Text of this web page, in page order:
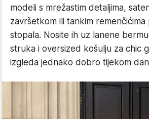
modeli s mrežastim detaljima,
završetkom ili tankim
stopala. Nosite ih uz lanene
struka i oversized košulju za chic
izgleda jednako dobro tijekom